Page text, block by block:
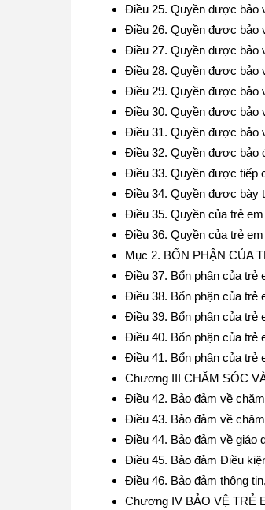
Điều 25. Quyền được bảo
Điều 26. Quyền được bảo
Điều 27. Quyền được bảo
Điều 28. Quyền được bảo
Điều 29. Quyền được bảo
Điều 30. Quyền được bảo
Điều 31. Quyền được bảo
Điều 32. Quyền được bảo
Điều 33. Quyền được tiếp
Điều 34. Quyền được bày
Điều 35. Quyền của trẻ
Điều 36. Quyền của trẻ
Mục 2. BỔN PHẬN CỦA
Điều 37. Bổn phận của trẻ
Điều 38. Bổn phận của
Điều 39. Bổn phận của trẻ
Điều 40. Bổn phận của
Điều 41. Bổn phận của trẻ
Chương III CHĂM SÓC
Điều 42. Bảo đảm về
Điều 43. Bảo đảm về
Điều 44. Bảo đảm về giáo
Điều 45. Bảo đảm Điều
Điều 46. Bảo đảm thông
Chương IV BẢO VỆ TRẺ